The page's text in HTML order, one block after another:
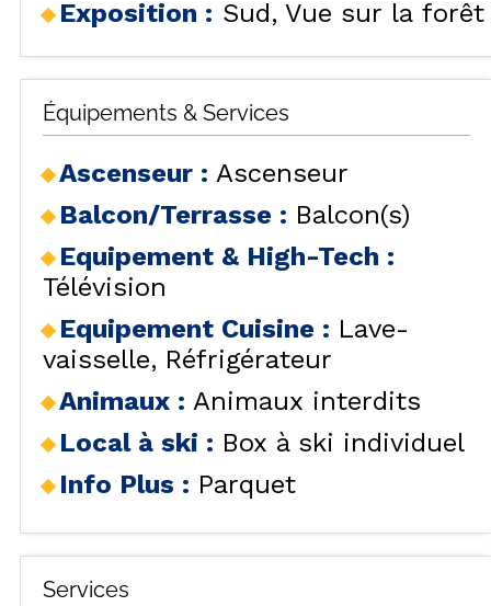
Exposition : Sud Vue sur la forêt
Équipements & Services
Ascenseur : Ascenseur
Balcon/Terrasse : Balcon(s)
Equipement & High-Tech :
Télévision
Equipement Cuisine : Lave-
vaisselle
Réfrigérateur
Animaux : Animaux interdits
Local à ski : Box à ski individuel
Info Plus : Parquet
Services